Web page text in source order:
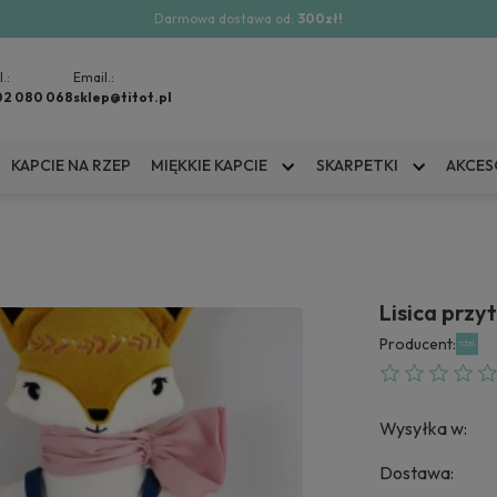
Darmowa dostawa od: 300zł!
080 068
Email.:
sklep@titot.pl
KAPCIE NA RZEP MIĘKKIE KAPCIE SKARPETKI
Lisica
Producent:
Wysyłka w:
Dostawa: